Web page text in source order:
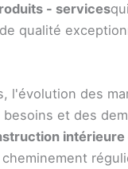
- services
qualité
l'évolution des
et des